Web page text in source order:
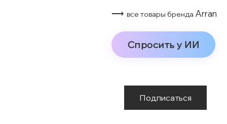
⟶ все товары бренда Arran
Спросить у ИИ
Подписаться